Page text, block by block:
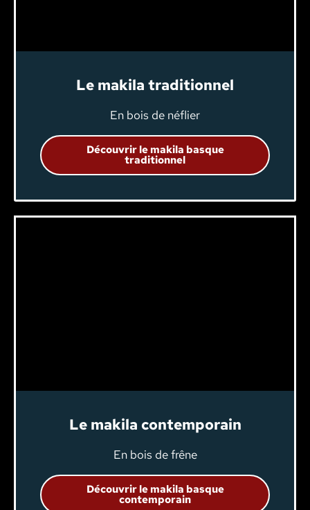
Le makila traditionnel
En bois de néflier
Découvrir le makila basque
traditionnel
Le makila contemporain
En bois de frêne
Découvrir le makila basque
contemporain